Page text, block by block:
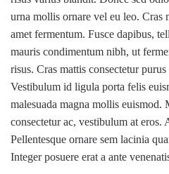
urna mollis ornare vel eu leo. Cras
amet fermentum. Fusce dapibus,
mauris condimentum nibh, ut
risus. Cras mattis consectetur
Vestibulum id ligula porta felis
malesuada magna mollis euismod.
consectetur ac, vestibulum at eros.
Pellentesque ornare sem lacinia
Integer posuere erat a ante